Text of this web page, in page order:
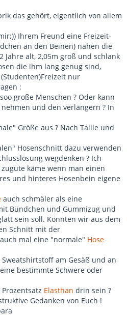
das gehört, eigentlich von allem
Ihrem Freund eine Freizeit-
an den Beinen) nähen die
Jahre alt, 2,05m groß und schlank
die ihm lang genug sind,
nur
:
große Menschen ? Oder kann
und den verlängern ? In
Größe aus ? Nach Taille und
Hosenschnitt dazu verwenden
wegdenken ? Ich
käme wenn man einen
und hinteres Hosenbein eigene
auch schmäler als eine
Bündchen und Gummizug und
sein soll. Könnten wir aus dem
Schnitt mit der
mal eine "normale" Hose
am Gesäß und an
bestimmte Schwere oder
Elasthan drin sein ?
Gedanken von Euch !